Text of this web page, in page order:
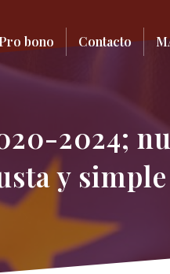
Pro bono Contacto
2024;
y